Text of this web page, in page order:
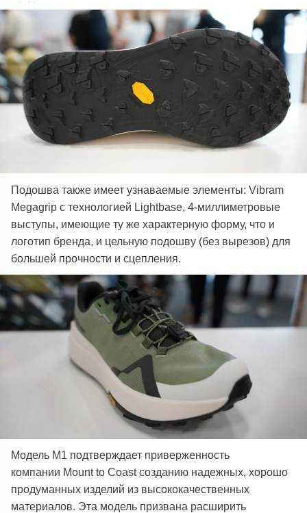
Подошва также имеет узнаваемые элементы: Vibram
Megagrip с технологией Lightbase, 4-миллиметровые
выступы, имеющие ту же характерную форму, что и
логотип бренда, и цельную подошву (без вырезов) для
большей прочности и сцепления.
Модель M1 подтверждает приверженность
компании Mount to Coastсозданию надежных, хорошо
продуманных изделий из высококачественных
материалов. Эта модель призвана расширить